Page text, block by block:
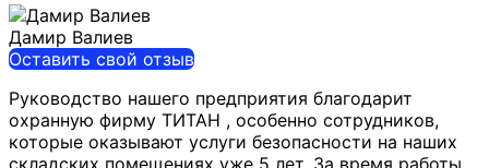
Дамир Валиев
Оставить свой отзыв
Руководство нашего предприятия благодарит
охранную фирму ТИТАН , особенно сотрудников,
которые оказывают услуги безопасности на наших